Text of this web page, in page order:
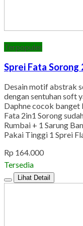
Terpopuler
Sprei Fata Sorong
Desain motif abstrak
dengan sentuhan soft
Daphne cocok banget
Fata 2in1 Sorong
Rumbai + 1 Sarung
Pakai Tinggi 1 Sprei
Rp 164.000
Tersedia
Lihat Detail